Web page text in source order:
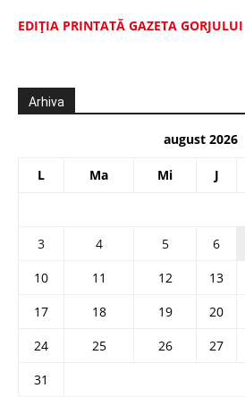
EDIŢIA PRINTATĂ GAZETA GORJULUI
Arhiva
august 2026
L Ma Mi J
3
4 5 6
10
11 12 13
17
18 19 20
24
25 26 27
31